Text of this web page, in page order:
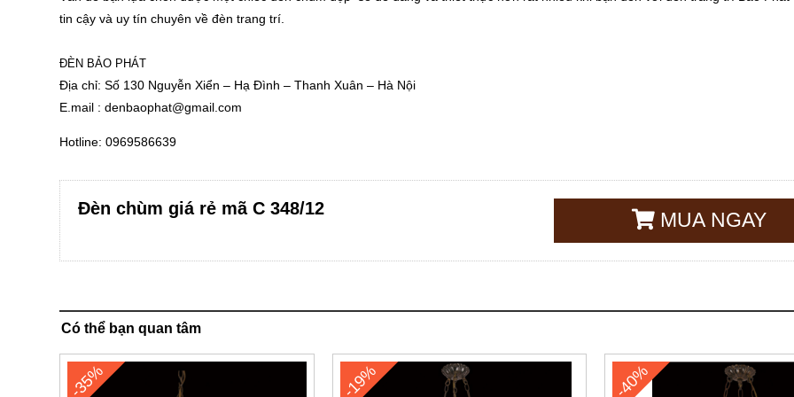
tin cậy và uy tín chuyên về đèn trang trí.
ĐÈN BẢO PHÁT
Địa chỉ: Số 130 Nguyễn Xiển – Hạ Đình – Thanh Xuân – Hà Nội
E.mail :denbaophat@gmail.com
Hotline: 0969586639
Đèn chùm giá rẻ mã C 348/12
MUA NGAY
Có thể bạn quan tâm
-35% -19% -40%